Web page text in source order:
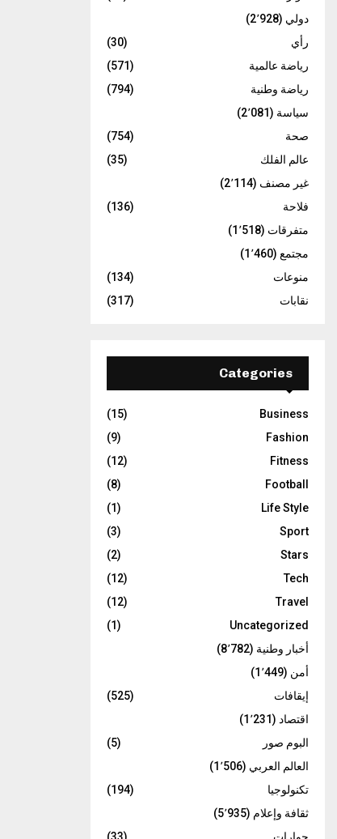
دولي (2٬928)
رأي
(30)
رياضة عالمية
(571)
رياضة وطنية
(794)
سياسة (2٬081)
صحة
(754)
عالم الفلك
(35)
غير مصنف (2٬114)
فلاحة
(136)
متفرقات (1٬518)
مجتمع (1٬460)
منوعات
(134)
نقابات
(317)
Categories
Business
(15)
Fashion
(9)
Fitness
(12)
Football
(8)
Life Style
(1)
Sport
(3)
Stars
(2)
Tech
(12)
Travel
(12)
Uncategorized
(1)
أخبار وطنية (8٬782)
أمن (1٬449)
إيقافات
(525)
اقتصاد (1٬231)
البوم صور
(5)
العالم العربي (1٬506)
تكنولوجيا
(194)
ثقافة وإعلام (5٬935)